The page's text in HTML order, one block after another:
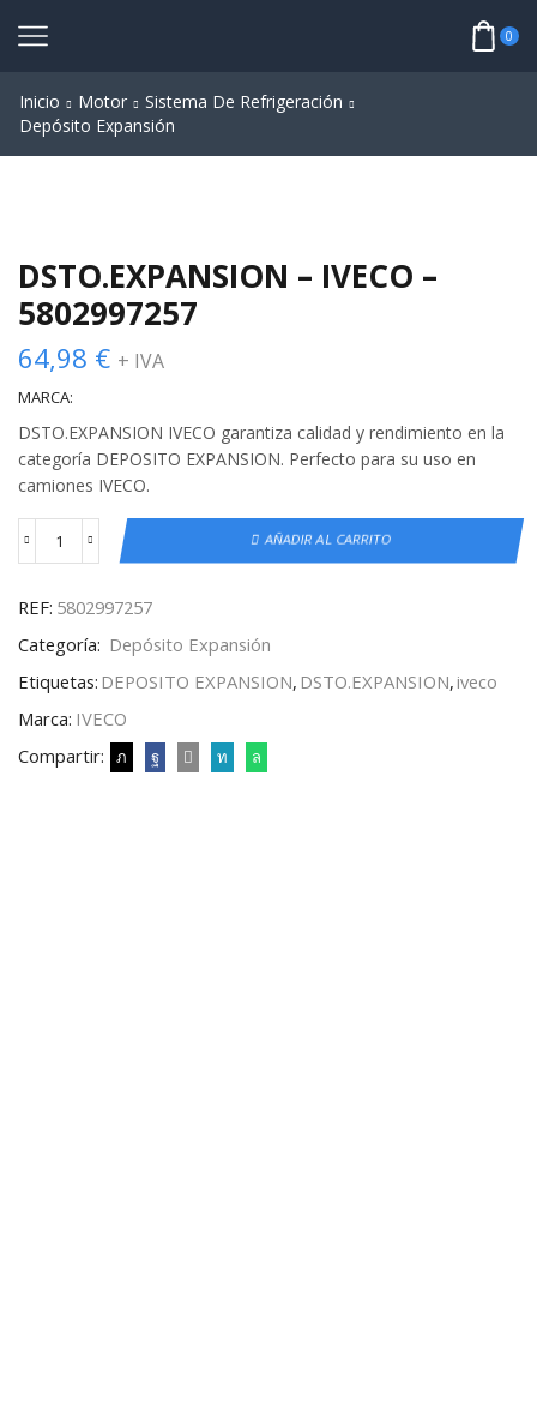
0
Inicio Motor
Sistema De Refrigeración
Depósito Expansión
DSTO.EXPANSION – IVECO –
5802997257
64,98 € + IVA
MARCA:
DSTO.EXPANSION IVECO garantiza calidad y rendimiento en la
categoría DEPOSITO EXPANSION. Perfecto para su uso en
camiones IVECO.
AÑADIR AL CARRITO
REF: 5802997257
Categoría: Depósito Expansión
Etiquetas: DEPOSITO EXPANSION, DSTO.EXPANSION,iveco
Marca: IVECO
Compartir: